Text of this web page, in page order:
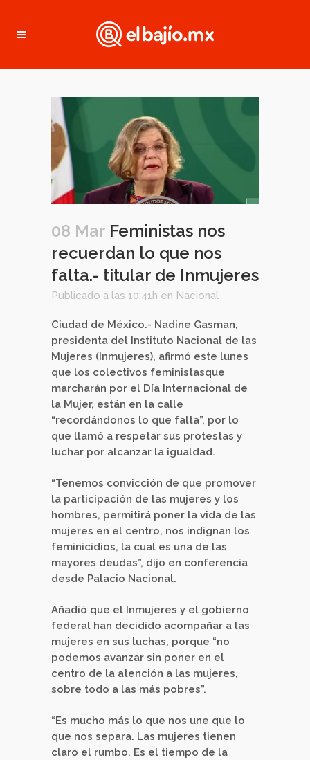
08 Mar Feministas nos
recuerdan lo que nos
falta.- titular de Inmujeres
Publicado a las 10:41h en Nacional
Ciudad de México.- Nadine Gasman,
presidenta del Instituto Nacional de las
Mujeres (Inmujeres), afirmó este lunes
que los colectivos feministasque
marcharán por el Día Internacional de
la Mujer, están en la calle
“recordándonos lo que falta”, por lo
que llamó a respetar sus protestas y
luchar por alcanzar la igualdad.
“Tenemos convicción de que promover
la participación de las mujeres y los
hombres, permitirá poner la vida de las
mujeres en el centro, nos indignan los
feminicidios, la cual es una de las
mayores deudas”, dijo en conferencia
desde Palacio Nacional.
Añadió que el Inmujeres y el gobierno
federal han decidido acompañar a las
mujeres en sus luchas, porque “no
podemos avanzar sin poner en el
centro de la atención a las mujeres,
sobre todo a las más pobres”.
“Es mucho más lo que nos une que lo
que nos separa. Las mujeres tienen
claro el rumbo. Es el tiempo de la